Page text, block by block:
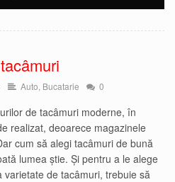
Auto, Bucatarie 0
de tacâmuri moderne, în
realizat, deoarece magazinele
cum să alegi tacâmuri de bună
lumea știe. Și pentru a le alege
de tacâmuri, trebuie să